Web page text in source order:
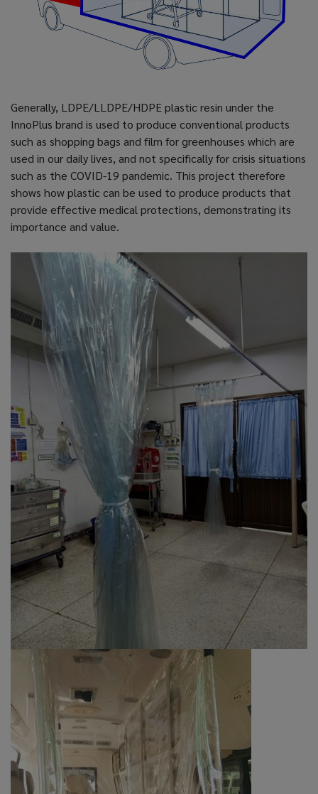
Generally, LDPE/LLDPE/HDPE plastic resin under the
InnoPlus brand is used to produce conventional products
such as shopping bags and film for greenhouses which are
used in our daily lives, and not specifically for crisis situations
such as the COVID-19 pandemic. This project therefore
shows how plastic can be used to produce products that
provide effective medical protections, demonstrating its
importance and value.